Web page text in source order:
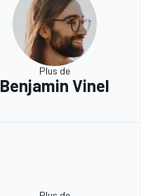
Plus de
Benjamin Vinel